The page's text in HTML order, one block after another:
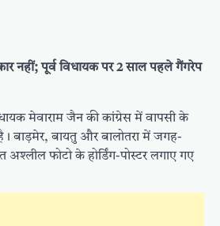
नहीं; पूर्व विधायक पर 2 साल पहले गैंगरेप
मेवाराम जैन की कांग्रेस में वापसी के
बाड़मेर, बायतु और बालोतरा में जगह-
फोटो के होर्डिंग-पोस्टर लगाए गए